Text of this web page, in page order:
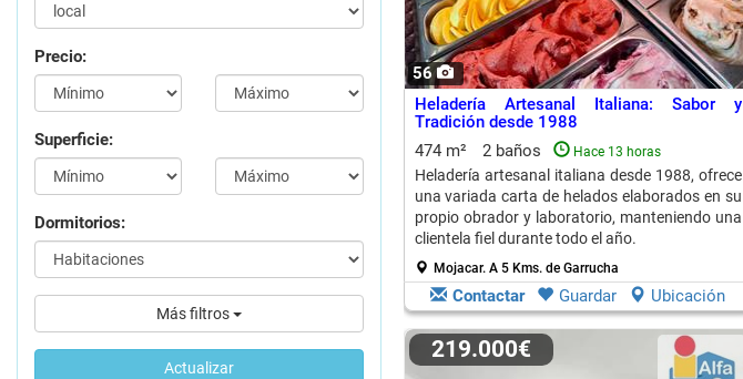
Precio:
Superficie:
Dormitorios:
Más filtros
Actualizar
56
Heladería Artesanal Italiana: Sabor y
Tradición desde 1988
474 m²
2 baños Hace 13 horas
Heladería artesanal italiana desde 1988, ofrece
una variada carta de helados elaborados en su
propio obrador y laboratorio, manteniendo una
clientela fiel durante todo el año.
Mojacar. A 5 Kms. de Garrucha
Contactar Guardar Ubicación
219.000€